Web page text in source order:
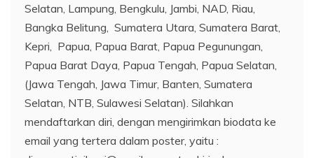
Selatan, Lampung, Bengkulu, Jambi, NAD, Riau,
Bangka Belitung, Sumatera Utara, Sumatera Barat,
Kepri, Papua, Papua Barat, Papua Pegunungan,
Papua Barat Daya, Papua Tengah, Papua Selatan,
(Jawa Tengah, Jawa Timur, Banten, Sumatera
Selatan, NTB, Sulawesi Selatan). Silahkan
mendaftarkan diri, dengan mengirimkan biodata ke
email yang tertera dalam poster, yaitu :